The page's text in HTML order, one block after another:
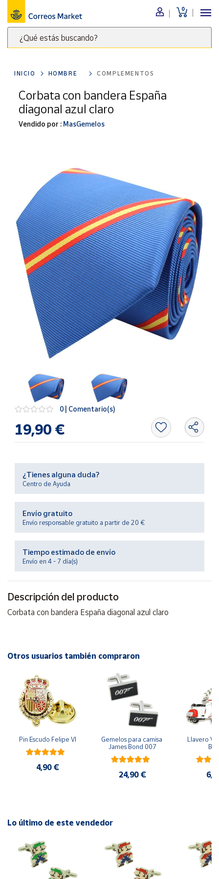
0
¿Qué estás buscando?
clave
para
buscar
productos
Menú
Nuestro
catálogo
Alimentación
Bebidas
Ocio y cultura
Juguetes y
Merchandising
Tienda de
Correos
Artesanía
Oficina y
Papelería
Para Canarias,
Ceuta y Melilla
populares
vendedores
novedades
de Correos
Productos
Ayuda
Centro
de ayuda
Contacto
Vendedores
Mapa de
vendedores
Hazte
vendedor
Cuenta
Área
cliente
Ubicación
Ceuta y
Melilla
INICIO HOMBRE COMPLEMENTOS
Corbata con bandera España
diagonal azul claro
Vendido por : MasGemelos
0 | Comentario(s)
19,90 €
¿Tienes alguna duda?
Centro de Ayuda
Envío gratuito
Envío responsable gratuito a partir de 20 €
Tiempo estimado de envío
Envío en 4 - 7 día(s)
Descripción del producto
Corbata con bandera España diagonal azul claro
Otros usuarios también compraron
Pin Escudo Felipe VI
4,90 €
Gemelos para camisa
James Bond 007
24,90 €
Llavero
Lo último de este vendedor